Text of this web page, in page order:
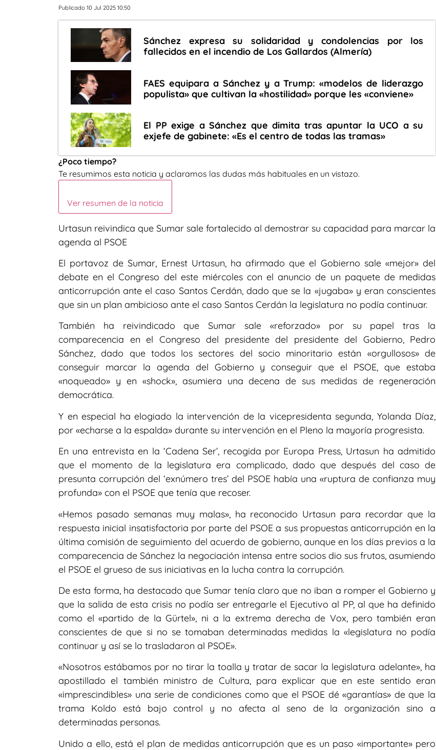
Publicado 10 Jul 2025 10:50
Sánchez expresa su solidaridad y condolencias por los
fallecidos en el incendio de Los Gallardos (Almería)
FAES equipara a Sánchez y a Trump: «modelos de liderazgo
populista» que cultivan la «hostilidad» porque les «conviene»
El PP exige a Sánchez que dimita tras apuntar la UCO a su
exjefe de gabinete: «Es el centro de todas las tramas»
¿Poco tiempo?
Te resumimos esta noticia y aclaramos las dudas más habituales en un vistazo.
Ver resumen de la noticia
Urtasun reivindica que Sumar sale fortalecido al demostrar su capacidad para marcar la
agenda al PSOE
El portavoz de Sumar, Ernest Urtasun, ha afirmado que el Gobierno sale «mejor» del
debate en el Congreso del este miércoles con el anuncio de un paquete de medidas
anticorrupción ante el caso Santos Cerdán, dado que se la «jugaba» y eran conscientes
que sin un plan ambicioso ante el caso Santos Cerdán la legislatura no podía continuar.
También ha reivindicado que Sumar sale «reforzado» por su papel tras la
comparecencia en el Congreso del presidente del presidente del Gobierno, Pedro
Sánchez, dado que todos los sectores del socio minoritario están «orgullosos» de
conseguir marcar la agenda del Gobierno y conseguir que el PSOE, que estaba
«noqueado» y en «shock», asumiera una decena de sus medidas de regeneración
democrática.
Y en especial ha elogiado la intervención de la vicepresidenta segunda, Yolanda Díaz,
por «echarse a la espalda» durante su intervención en el Pleno la mayoría progresista.
En una entrevista en la ‘Cadena Ser’, recogida por Europa Press, Urtasun ha admitido
que el momento de la legislatura era complicado, dado que después del caso de
presunta corrupción del ‘exnúmero tres’ del PSOE había una «ruptura de confianza muy
profunda» con el PSOE que tenía que recoser.
«Hemos pasado semanas muy malas», ha reconocido Urtasun para recordar que la
respuesta inicial insatisfactoria por parte del PSOE a sus propuestas anticorrupción en la
última comisión de seguimiento del acuerdo de gobierno, aunque en los días previos a la
comparecencia de Sánchez la negociación intensa entre socios dio sus frutos, asumiendo
el PSOE el grueso de sus iniciativas en la lucha contra la corrupción.
De esta forma, ha destacado que Sumar tenía claro que no iban a romper el Gobierno y
que la salida de esta crisis no podía ser entregarle el Ejecutivo al PP, al que ha definido
como el «partido de la Gürtel», ni a la extrema derecha de Vox, pero también eran
conscientes de que si no se tomaban determinadas medidas la «legislatura no podía
continuar y así se lo trasladaron al PSOE».
«Nosotros estábamos por no tirar la toalla y tratar de sacar la legislatura adelante», ha
apostillado el también ministro de Cultura, para explicar que en este sentido eran
«imprescindibles» una serie de condiciones como que el PSOE dé «garantías» de que la
trama Koldo está bajo control y no afecta al seno de la organización sino a
determinadas personas.
Unido a ello, está el plan de medidas anticorrupción que es un paso «importante» pero